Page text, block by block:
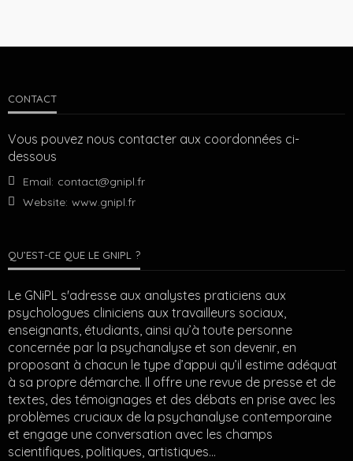
CONTACT
Vous pouvez nous contacter aux coordonnées ci-
dessous
Email: contact@gnipl.fr
Website: www.gnipl.fr
QU’EST-CE QUE LE GNIPL ?
Le GNiPL s'adresse aux analystes praticiens aux
psychologues cliniciens aux travailleurs sociaux,
enseignants, étudiants, ainsi qu’à toute personne
concernée par la psychanalyse et son devenir, en
proposant à chacun le type d’appui qu’il estime adéquat
à sa propre démarche. Il offre une revue de presse et de
textes, des témoignages et des débats en prise avec les
problèmes cruciaux de la psychanalyse contemporaine
et engage une conversation avec les champs
scientifiques, politiques, artistiques…